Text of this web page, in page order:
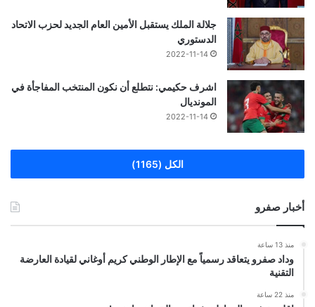
جلالة الملك يستقبل الأمين العام الجديد لحزب الاتحاد
الدستوري
2022-11-14
اشرف حكيمي: نتطلع أن نكون المنتخب المفاجأة في
المونديال
2022-11-14
الكل (1165)
أخبار صفرو
منذ 13 ساعة
وداد صفرو يتعاقد رسمياً مع الإطار الوطني كريم أوغاني لقيادة العارضة
التقنية
منذ 22 ساعة